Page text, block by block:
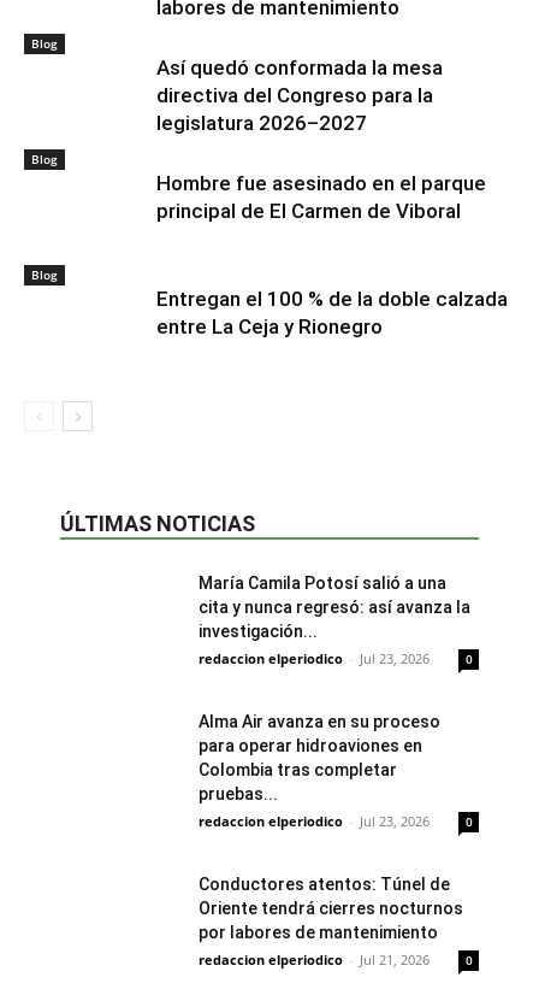
labores de mantenimiento
Blog
Así quedó conformada la mesa
directiva del Congreso para la
legislatura 2026–2027
Blog
Hombre fue asesinado en el parque
principal de El Carmen de Viboral
Blog
Entregan el 100 % de la doble calzada
entre La Ceja y Rionegro
ÚLTIMAS NOTICIAS
María Camila Potosí salió a una
cita y nunca regresó: así avanza la
investigación...
redaccion elperiodico - Jul 23, 2026 0
Alma Air avanza en su proceso
para operar hidroaviones en
Colombia tras completar
pruebas...
redaccion elperiodico - Jul 23, 2026 0
Conductores atentos: Túnel de
Oriente tendrá cierres nocturnos
por labores de mantenimiento
redaccion elperiodico - Jul 21, 2026 0